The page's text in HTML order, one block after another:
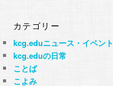
カテゴリー
kcg.eduニュース・イベント
kcg.eduの日常
ことば
こよみ